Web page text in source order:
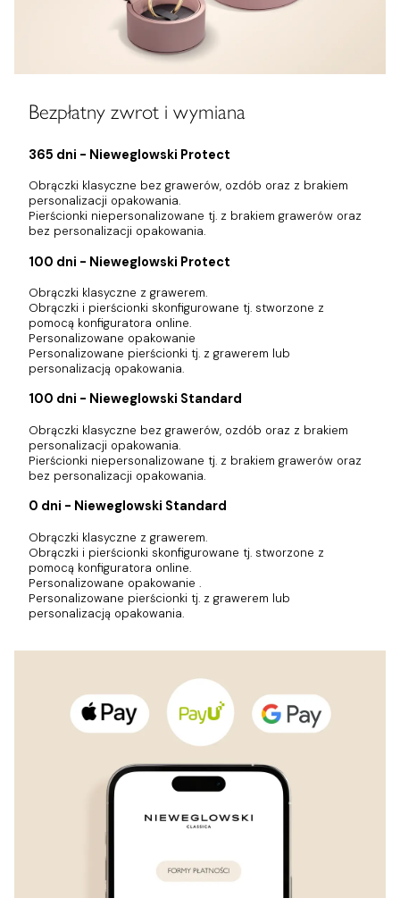
Bezpłatny zwrot i wymiana
365 dni - Nieweglowski Protect
Obrączki klasyczne bez grawerów, ozdób oraz z brakiem
personalizacji opakowania.
Pierścionki niepersonalizowane tj. z brakiem grawerów oraz
bez personalizacji opakowania.
100 dni - Nieweglowski Protect
Obrączki klasyczne z grawerem.
Obrączki i pierścionki skonfigurowane tj. stworzone z
pomocą konfiguratora online.
Personalizowane opakowanie
Personalizowane pierścionki tj. z grawerem lub
personalizacją opakowania.
100 dni - Nieweglowski Standard
Obrączki klasyczne bez grawerów, ozdób oraz z brakiem
personalizacji opakowania.
Pierścionki niepersonalizowane tj. z brakiem grawerów oraz
bez personalizacji opakowania.
0 dni - Nieweglowski Standard
Obrączki klasyczne z grawerem.
Obrączki i pierścionki skonfigurowane tj. stworzone z
pomocą konfiguratora online.
Personalizowane opakowanie .
Personalizowane pierścionki tj. z grawerem lub
personalizacją opakowania.